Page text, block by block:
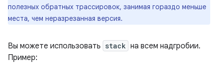
полезных обратных трассировок, занимая гораздо меньше
места, чем неразрезанная версия.
Вы можете использовать stack на всем надгробии.
Пример: